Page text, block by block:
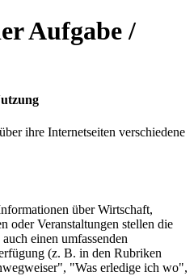
Aufgabe /
ihre Internetseiten verschiedene
über Wirtschaft,
oder Veranstaltungen stellen die
einen umfassenden
(z. B. in den Rubriken
"Was erledige ich wo",